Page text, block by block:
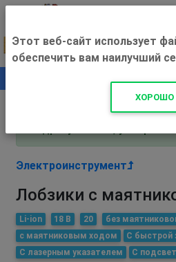
+500
Внимание! С 3 августа
Электроинструмент
Лобзики с
Li-ion 18 В 20
без
с маятниковым ходом
С быстрой
С лазерным указателем
С
Этот веб-сайт использует
обеспечить вам наилучший
ХОРОШО